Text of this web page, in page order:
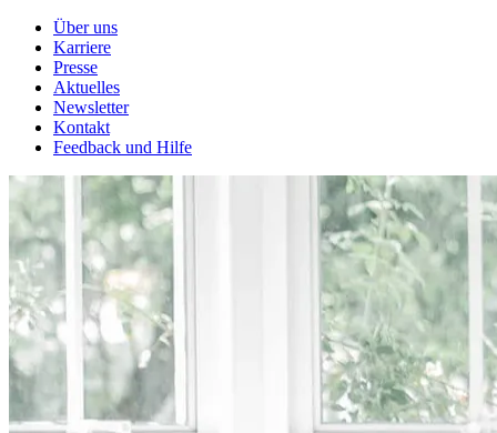
Über uns
Karriere
Presse
Aktuelles
Newsletter
Kontakt
Feedback und Hilfe